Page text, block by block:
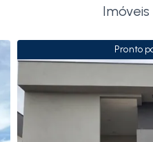
Imóveis
Pronto